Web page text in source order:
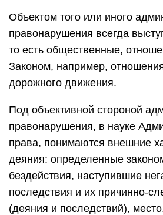
Объектом того или иного
правонарушения всегда
то есть общественные,
Законом, например,
дорожного движения.
Под объективной стороной
правонарушения, в науке
права, понимаются внешние
деяния: определенные
бездействия, наступившие
последствия и их причинно-
(деяния и последствий),